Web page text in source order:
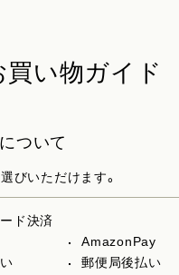
買い物ガイド
ついて
びいただけます。
ド決済
AmazonPay
郵便局後払い